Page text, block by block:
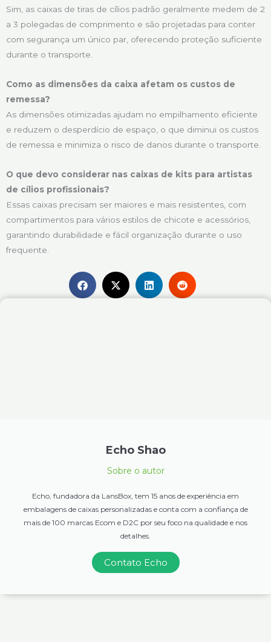
Sim, as caixas de tiras de cílios padrão geralmente medem de 2
a 3 polegadas de comprimento e são projetadas para conter
com segurança um único par, oferecendo proteção suficiente
durante o transporte.
Como as dimensões da caixa afetam os custos de
remessa?
As dimensões otimizadas ajudam no empilhamento eficiente
e reduzem o desperdício de espaço, o que diminui os custos
de remessa e minimiza o risco de danos durante o transporte.
O que devo considerar nas caixas de kits para artistas
de cílios profissionais?
Essas caixas precisam ser maiores e mais resistentes, com
compartimentos para vários estilos de chicote e acessórios,
garantindo durabilidade e fácil organização durante o uso
frequente.
Echo Shao
Sobre o autor
Echo, fundadora da LansBox, tem 15 anos de experiência em
embalagens de caixas personalizadas e conta com a confiança de
mais de 100 marcas Ecom e D2C por seu foco na qualidade e nos
detalhes.
Contato Echo